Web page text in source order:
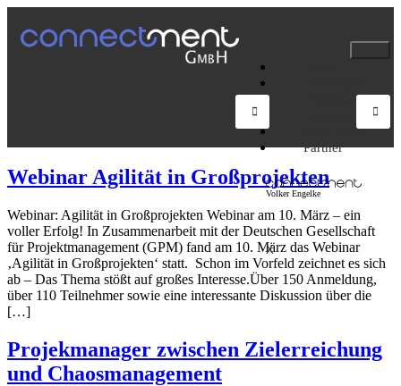
Schwerpunkte
Über mich
Partner
X
Webinar Agilität in Großprojekten
Webinar: Agilität in Großprojekten Webinar am 10. März – ein
voller Erfolg! In Zusammenarbeit mit der Deutschen Gesellschaft
für Projektmanagement (GPM) fand am 10. März das Webinar
‚Agilität in Großprojekten‘ statt. Schon im Vorfeld zeichnet es sich
ab – Das Thema stößt auf großes Interesse.Über 150 Anmeldung,
über 110 Teilnehmer sowie eine interessante Diskussion über die
[…]
Projekmanager zwischen Zielerreichung
und Chaosmanagement